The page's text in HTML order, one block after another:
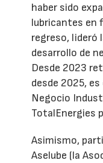
haber sido
lubricantes en
regreso, lideró
desarrollo de
Desde 2023
desde 2025,
Negocio
TotalEnergies
Asimismo,
Aselube (la